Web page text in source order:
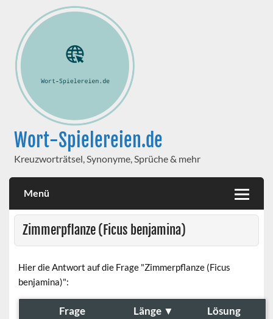
Wort-Spielereien.de
Kreuzworträtsel, Synonyme, Sprüche & mehr
Menü
Zimmerpflanze (Ficus benjamina)
Hier die Antwort auf die Frage "Zimmerpflanze (Ficus
benjamina)":
Frage Länge ▼ Lösung